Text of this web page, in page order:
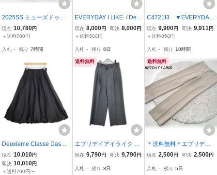
2025SS ミューズドゥド
ゥーズィエムクラス MUS
E de Deuxieme Classe S
ンツ 34 インディゴ ブル
現在 10,780円
＋送料700円
入札 - 残り 7時間
EVERYDAY I LIKE. / Deu
xieme Classe 24AW New
ウォームスウェットパン
エブリデイアイライク ド
ゥーズィエムクラス
現在 8,000円 即決 8,000円
＋送料500円
入札 - 残り 6日
C4721f3 ▼EVERYDAY
I LIKE. ドゥーズィエムク
ラス▼ イージー ワイド
エステル イージーパンツ
紺 春～秋
現在 9,900円 即決 9,911 円
＋送料850円
入札 - 残り 10時間
Deuxieme Classe Dashin
g ロングスカート 23SS
ブラック ドゥーズィエム
クラス 5-1124M 266264
現在 10,010円
即決 10,010円
＋送料700円〜
送料無料
エブリデイアイライク 23
SS グレー ウール100 タ
ンツ/スラックス レディー
現在 9,790円 即決 9,790円
入札 - 残り 3日
送料無料
＊送料無料＊エブリデイ
アイライク＊EVERYDAY
ンツ＊美シルエット＊セ
現在 2,500円 即決 2,500円
入札 - 残り 5日